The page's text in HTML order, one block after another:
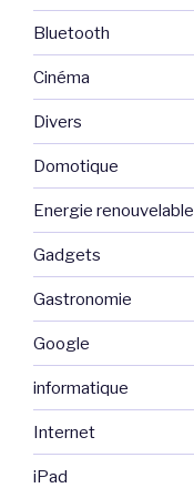
Bluetooth
Cinéma
Divers
Domotique
Energie renouvelable
Gadgets
Gastronomie
Google
informatique
Internet
iPad